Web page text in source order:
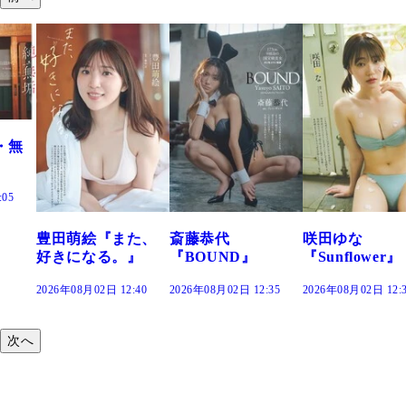
斎藤恭代
『BOUND』
2026年08月02日 12:35
咲田ゆな
『Sunflower』
2026年08月02日 12:30
藤水咲桜『花
だまり』
2026年08月02日
次へ